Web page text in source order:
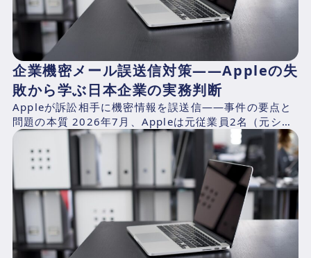
企業機密メール誤送信対策——Appleの失
敗から学ぶ日本企業の実務判断
Appleが訴訟相手に機密情報を誤送信——事件の要点と
問題の本質 2026年7月、Appleは元従業員2名（元シニ
アシステムズエンジニアのChang Liuおよ...